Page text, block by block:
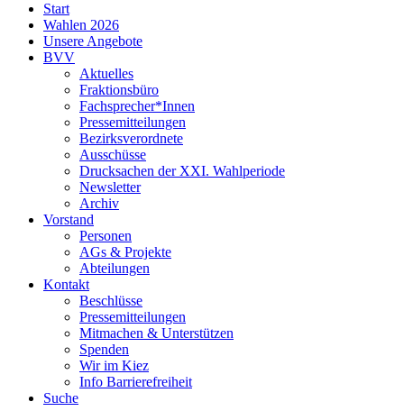
Neukölln
Start
Wahlen 2026
Unsere Angebote
BVV
Aktuelles
Fraktionsbüro
Fachsprecher*Innen
Pressemitteilungen
Bezirksverordnete
Ausschüsse
Drucksachen der XXI. Wahlperiode
Newsletter
Archiv
Vorstand
Personen
AGs & Projekte
Abteilungen
Kontakt
Beschlüsse
Pressemitteilungen
Mitmachen & Unterstützen
Spenden
Wir im Kiez
Info Barrierefreiheit
Suche